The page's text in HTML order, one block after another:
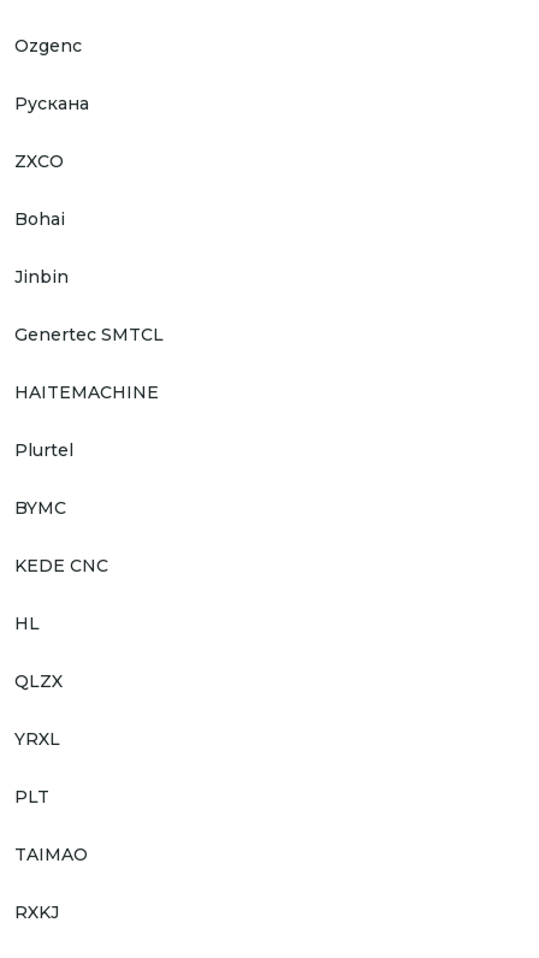
Ozgenc
Рускана
ZXCO
Bohai
Jinbin
Genertec SMTCL
HAITEMACHINE
Plurtel
BYMC
KEDE CNC
HL
QLZX
YRXL
PLT
TAIMAO
RXKJ